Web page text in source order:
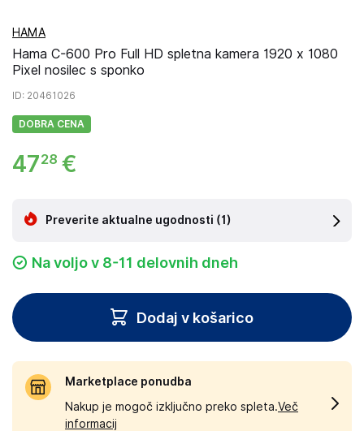
HAMA
Hama C-600 Pro Full HD spletna kamera 1920 x 1080
Pixel nosilec s sponko
ID: 20461026
DOBRA CENA
4728 €
Preverite aktualne ugodnosti (1)
Na voljo v 8-11 delovnih dneh
Dodaj v košarico
Marketplace ponudba
Nakup je mogoč izključno preko spleta.Več
informacij